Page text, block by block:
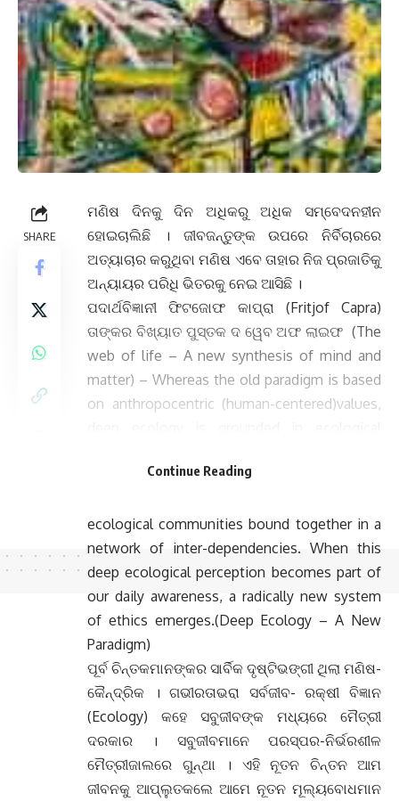
SHARE
ମଣିଷ ଦିନକୁ ଦିନ ଅଧିକରୁ ଅଧିକ ସମ୍ବେଦନହୀନ
ହୋଇଚାଲିଛି । ଜୀବଜନ୍ତୁଙ୍କ ଉପରେ ନିର୍ବିଚାରରେ
ଅତ୍ୟାଚାର କରୁଥିବା ମଣିଷ ଏବେ ତାହାର ନିଜ ପ୍ରଜାତିକୁ
ଅନ୍ୟାୟର ପରିଧି ଭିତରକୁ ନେଇ ଆସିଛି ।
ପଦାର୍ଥବିଜ୍ଞାନୀ ଫିଟଜୋଫ କାପ୍ରା (Fritjof Capra)
ତାଙ୍କର ବିଖ୍ୟାତ ପୁସ୍ତକ ଦ ୱେବ ଅଫ ଲାଇଫ (The
web of life – A new synthesis of mind and
matter) – Whereas the old paradigm is based
on anthropocentric (human-centered)values,
acknowledges the inherent value of non-
ecological communities bound together in a
network of inter-dependencies. When this
deep ecological perception becomes part of
our daily awareness, a radically new system
of ethics emerges.(Deep Ecology – A New
Paradigm)
ପୂର୍ବ ଚିନ୍ତକମାନଙ୍କର ସାର୍ବିକ ଦୃଷ୍ଟିଭଙ୍ଗୀ ଥିଲା ମଣିଷ-
କୈନ୍ଦ୍ରିକ । ଗଭୀରତାଭରା ସର୍ବଜୀବ- ରକ୍ଷୀ ବିଜ୍ଞାନ
(Ecology) କହେ ସବୁଜୀବଙ୍କ ମଧ୍ୟରେ ମୈତ୍ରୀ
ଦରକାର । ସବୁଜୀବମାନେ ପରସ୍ପର-ନିର୍ଭରଶୀଳ
ମୈତ୍ରୀଜାଲରେ ଗୁନ୍ଥା । ଏହି ନୂତନ ଚିନ୍ତନ ଆମ
ଜୀବନକୁ ଆପ୍ଲୁତକଲେ ଆମେ ନୂତନ ମୂଲ୍ୟବୋଧମାନ
Continue Reading